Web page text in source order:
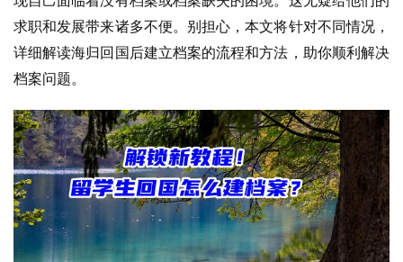
求职和发展带来诸多不便。别担心，本文将针对不同情况，
详细解读海归回国后建立档案的流程和方法，助你顺利解决
档案问题。